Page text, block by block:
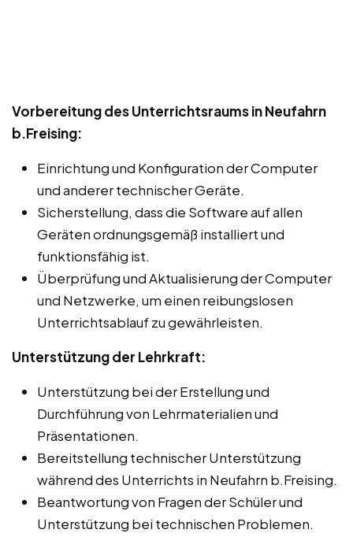
Vorbereitung des Unterrichtsraums in Neufahrn
b.Freising:
Einrichtung und Konfiguration der Computer
und anderer technischer Geräte.
Sicherstellung, dass die Software auf allen
Geräten ordnungsgemäß installiert und
funktionsfähig ist.
Überprüfung und Aktualisierung der Computer
und Netzwerke, um einen reibungslosen
Unterrichtsablauf zu gewährleisten.
Unterstützung der Lehrkraft:
Unterstützung bei der Erstellung und
Durchführung von Lehrmaterialien und
Präsentationen.
Bereitstellung technischer Unterstützung
während des Unterrichts in Neufahrn b.Freising.
Beantwortung von Fragen der Schüler und
Unterstützung bei technischen Problemen.